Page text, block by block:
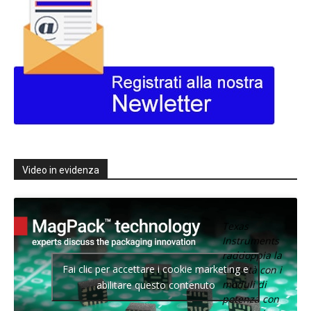
Video in evidenza
Texas
Instruments
raddoppia la
densità con i
moduli di
potenza con
Fai clic per accettare i cookie marketing e
abilitare questo contenuto